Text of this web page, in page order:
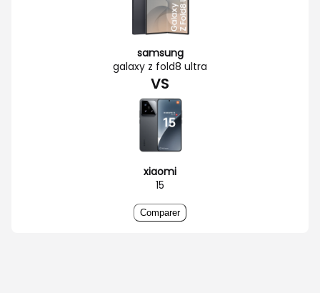
samsung
galaxy z fold8 ultra
VS
xiaomi
15
Comparer